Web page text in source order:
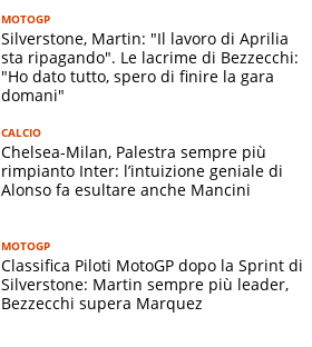
MOTOGP
Silverstone, Martin: "Il lavoro di Aprilia
sta ripagando". Le lacrime di Bezzecchi:
"Ho dato tutto, spero di finire la gara
domani"
CALCIO
Chelsea-Milan, Palestra sempre più
rimpianto Inter: l’intuizione geniale di
Alonso fa esultare anche Mancini
MOTOGP
Classifica Piloti MotoGP dopo la Sprint di
Silverstone: Martin sempre più leader,
Bezzecchi supera Marquez